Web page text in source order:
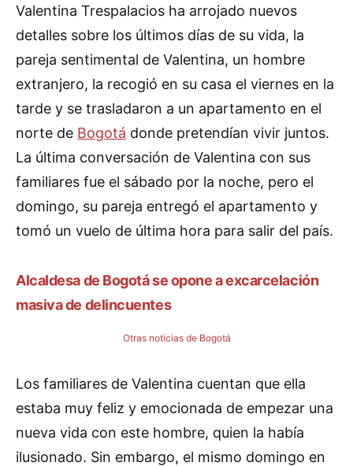
Valentina Trespalacios ha arrojado nuevos
detalles sobre los últimos días de su vida, la
pareja sentimental de Valentina, un hombre
extranjero, la recogió en su casa el viernes en la
tarde y se trasladaron a un apartamento en el
norte de Bogotá donde pretendían vivir juntos.
La última conversación de Valentina con sus
familiares fue el sábado por la noche, pero el
domingo, su pareja entregó el apartamento y
tomó un vuelo de última hora para salir del país.
Alcaldesa de Bogotá se opone a excarcelación
masiva de delincuentes
Otras noticias de Bogotá
Los familiares de Valentina cuentan que ella
estaba muy feliz y emocionada de empezar una
nueva vida con este hombre, quien la había
ilusionado. Sin embargo, el mismo domingo en